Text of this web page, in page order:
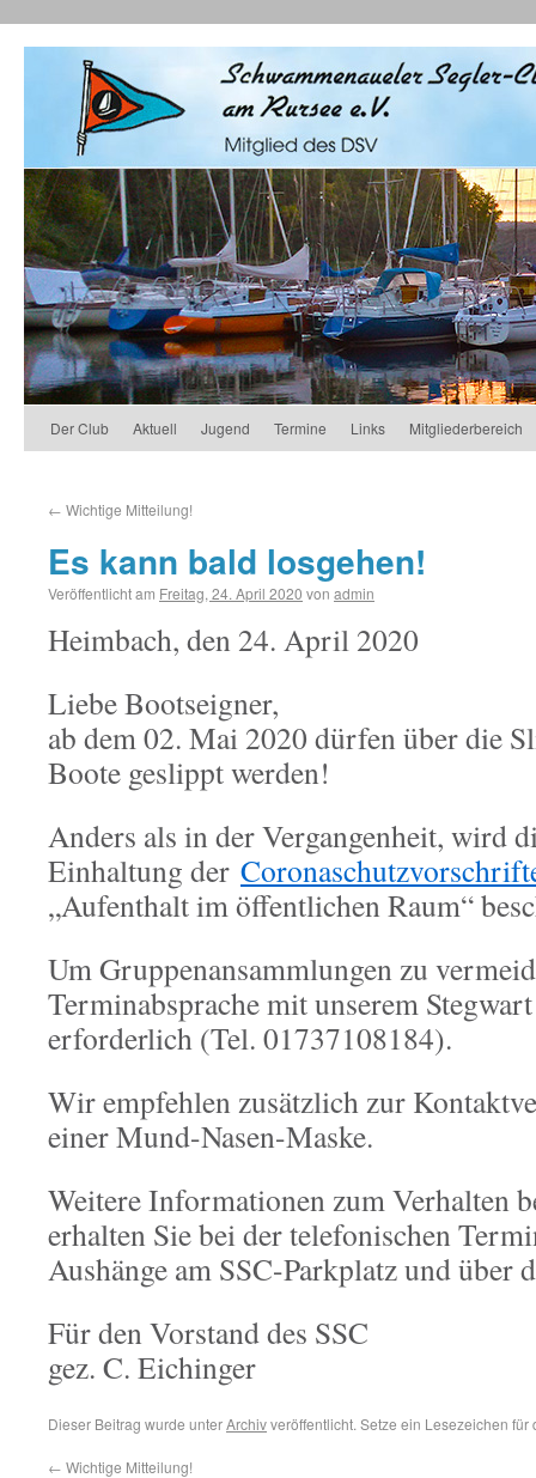
Der Club Aktuell Jugend Termine Links Mitgliederbereich
← Wichtige Mitteilung!
Es kann bald losgehen!
Veröffentlicht am Freitag, 24. April 2020 von admin
Heimbach, den 24. April 2020
Liebe Bootseigner,
ab dem 02. Mai 2020 dürfen über die
Boote geslippt werden!
Anders als in der Vergangenheit, wird
Einhaltung der
„Aufenthalt im öffentlichen Raum“
Um Gruppenansammlungen zu
Terminabsprache mit unserem
erforderlich (Tel. 01737108184).
Wir empfehlen zusätzlich zur
einer Mund-Nasen-Maske.
Weitere Informationen zum Verhalten
erhalten Sie bei der telefonischen
Aushänge am SSC-Parkplatz und über
Für den Vorstand des SSC
gez. C. Eichinger
Dieser Beitrag wurde unterArchivveröffentlicht. Setze ein Lesezeichen für
← Wichtige Mitteilung!